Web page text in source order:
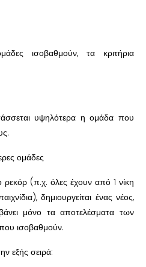
ισοβαθμούν, τα κριτήρια
υψηλότερα η ομάδα που
ομάδες
ρεκόρ (π.χ. όλες έχουν από 1 νίκη
δημιουργείται ένας νέος,
μόνο τα αποτελέσματα των
ισοβαθμούν.
εξής σειρά: